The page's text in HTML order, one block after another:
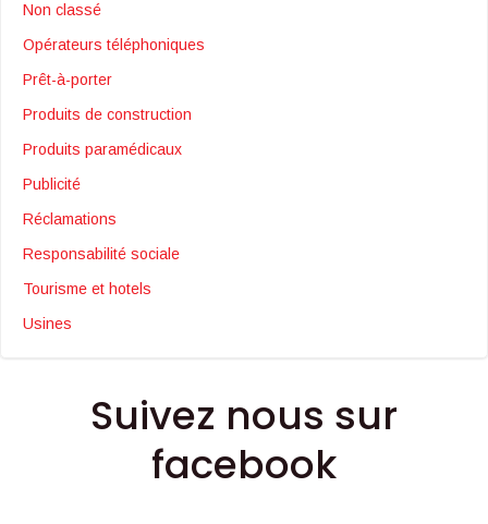
Non classé
Opérateurs téléphoniques
Prêt-à-porter
Produits de construction
Produits paramédicaux
Publicité
Réclamations
Responsabilité sociale
Tourisme et hotels
Usines
Suivez nous sur
facebook